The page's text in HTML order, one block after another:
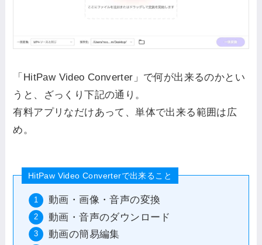
「HitPaw Video Converter」で何が出来るのかとい
うと、ざっくり下記の通り。
有料アプリなだけあって、単体で出来る範囲は広
め。
HitPaw Video Converterで出来ること
動画・画像・音声の変換
動画・音声のダウンロード
動画の簡易編集